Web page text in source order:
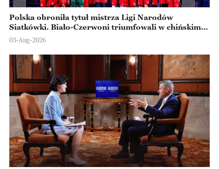
Polska obroniła tytuł mistrza Ligi Narodów
Siatkówki. Biało-Czerwoni triumfowali w chińskim
Ningbo
03-Aug-2026